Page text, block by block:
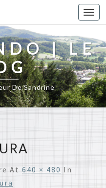
| LE
De Sandrine
At 640 × 480 In